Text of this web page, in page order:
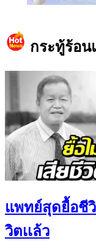
กระทู้ร้อ
แพทย์สุดยื้อชี
วิตเเล้ว